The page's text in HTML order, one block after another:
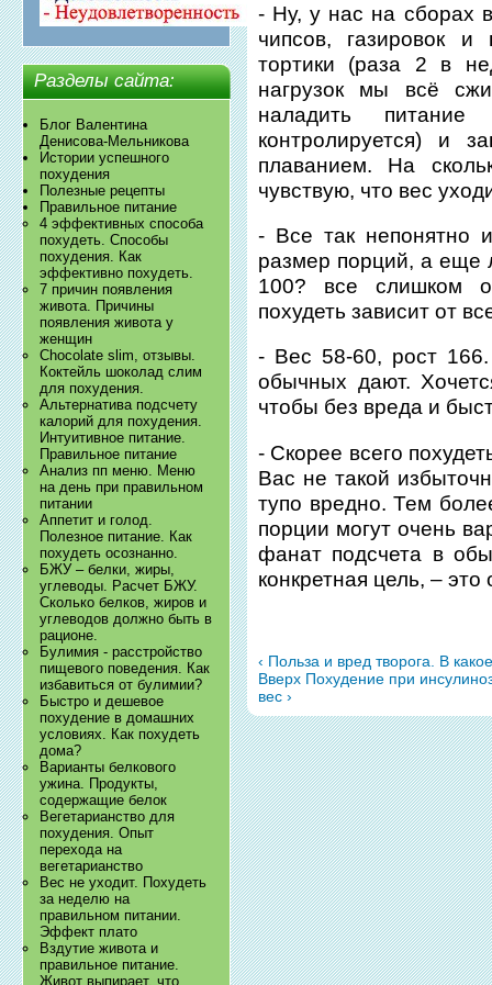
Разделы сайта:
Блог Валентина
Денисова-Мельникова
Истории успешного
похудения
Полезные рецепты
Правильное питание
4 эффективных способа
похудеть. Способы
похудения. Как
эффективно похудеть.
7 причин появления
живота. Причины
появления живота у
женщин
Chocolate slim, отзывы.
Коктейль шоколад слим
для похудения.
Альтернатива подсчету
калорий для похудения.
Интуитивное питание.
Правильное питание
Анализ пп меню. Меню
на день при правильном
питании
Аппетит и голод.
Полезное питание. Как
похудеть осознанно.
БЖУ – белки, жиры,
углеводы. Расчет БЖУ.
Сколько белков, жиров и
углеводов должно быть в
рационе.
Булимия - расстройство
пищевого поведения. Как
избавиться от булимии?
Быстро и дешевое
похудение в домашних
условиях. Как похудеть
дома?
Варианты белкового
ужина. Продукты,
содержащие белок
Вегетарианство для
похудения. Опыт
перехода на
вегетарианство
Вес не уходит. Похудеть
за неделю на
правильном питании.
Эффект плато
Вздутие живота и
правильное питание.
Живот выпирает, что
- Ну, у нас на сборах
чипсов, газировок
тортики (раза 2 в
нагрузок мы всё
наладить
контролируется) и
плаванием. На
чувствую, что вес
- Все так непонятно
размер порций, а еще
100? все слишком
похудеть зависит от
- Вес 58-60, рост
обычных дают.
чтобы без вреда и
- Скорее всего
Вас не такой
тупо вредно. Тем
порции могут очень
фанат подсчета в
конкретная цель, –
‹ Польза и вред творога. В
Вверх Похудение при
вес ›